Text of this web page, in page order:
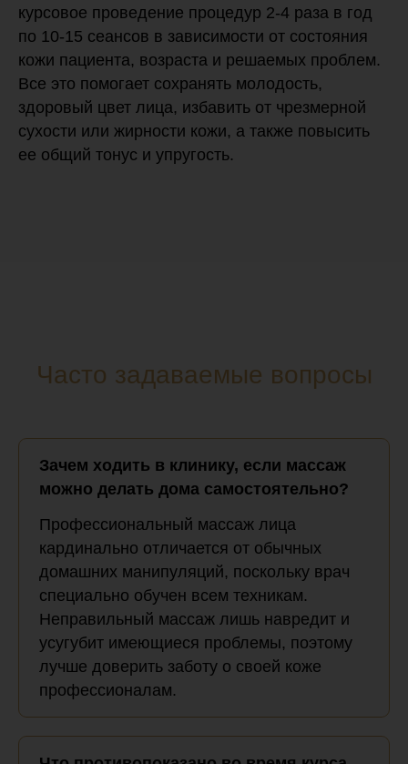
курсовое проведение процедур 2-4 раза в год
по 10-15 сеансов в зависимости от состояния
кожи пациента, возраста и решаемых проблем.
Все это помогает сохранять молодость,
здоровый цвет лица, избавить от чрезмерной
сухости или жирности кожи, а также повысить
ее общий тонус и упругость.
Часто задаваемые вопросы
Зачем ходить в клинику, если массаж
можно делать дома самостоятельно?
Профессиональный массаж лица
кардинально отличается от обычных
домашних манипуляций, поскольку врач
специально обучен всем техникам.
Неправильный массаж лишь навредит и
усугубит имеющиеся проблемы, поэтому
лучше доверить заботу о своей коже
профессионалам.